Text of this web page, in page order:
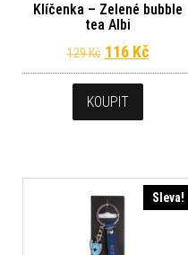
Klíčenka – Zelené bubble
tea Albi
129Kč Původní
116 Kč
KOUPIT
Sleva!